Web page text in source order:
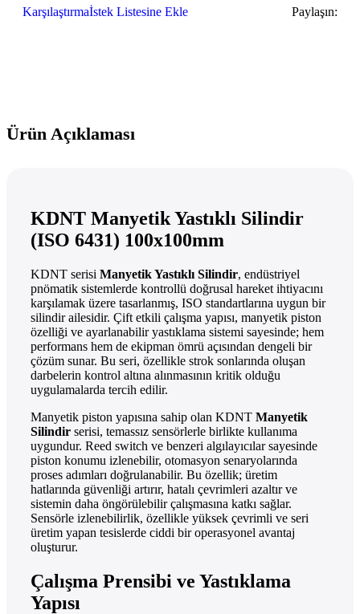
Karşılaştırmaİstek Listesine Ekle Paylaşın:
Ürün Açıklaması
KDNT Manyetik Yastıklı Silindir
(ISO 6431) 100x100mm
KDNT serisi Manyetik Yastıklı Silindir, endüstriyel
pnömatik sistemlerde kontrollü doğrusal hareket ihtiyacını
karşılamak üzere tasarlanmış, ISO standartlarına uygun bir
silindir ailesidir. Çift etkili çalışma yapısı, manyetik piston
özelliği ve ayarlanabilir yastıklama sistemi sayesinde; hem
performans hem de ekipman ömrü açısından dengeli bir
çözüm sunar. Bu seri, özellikle strok sonlarında oluşan
darbelerin kontrol altına alınmasının kritik olduğu
uygulamalarda tercih edilir.
Manyetik piston yapısına sahip olan KDNT Manyetik
Silindir serisi, temassız sensörlerle birlikte kullanıma
uygundur. Reed switch ve benzeri algılayıcılar sayesinde
piston konumu izlenebilir, otomasyon senaryolarında
proses adımları doğrulanabilir. Bu özellik; üretim
hatlarında güvenliği artırır, hatalı çevrimleri azaltır ve
sistemin daha öngörülebilir çalışmasına katkı sağlar.
Sensörle izlenebilirlik, özellikle yüksek çevrimli ve seri
üretim yapan tesislerde ciddi bir operasyonel avantaj
oluşturur.
Çalışma Prensibi ve Yastıklama
Yapısı